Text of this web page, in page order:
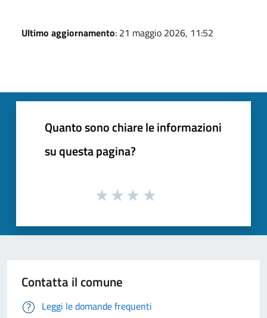
Ultimo aggiornamento: 21 maggio 2026, 11:52
Quanto sono chiare le informazioni
su questa pagina?
Contatta il comune
Leggi le domande frequenti